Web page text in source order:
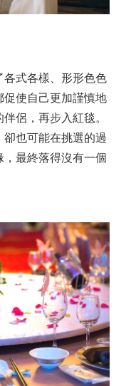
各式各樣、形形色色
促使自己更加謹慎地
侶，再步入紅毯。
也可能在挑選的過
最終落得沒有一個